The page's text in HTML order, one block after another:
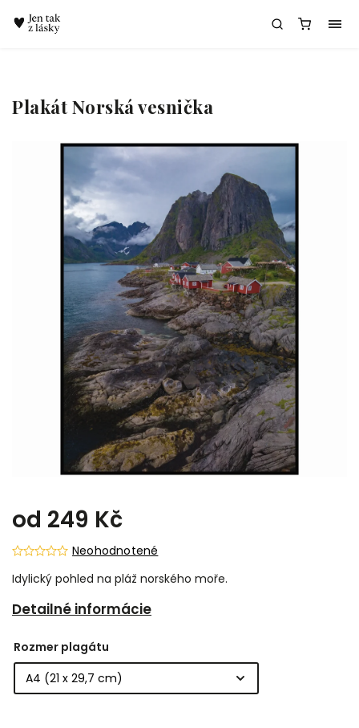
Plakát Norská vesnička
od 249 Kč
Neohodnotené
Idylický pohled na pláž norského moře.
Detailné informácie
Rozmer plagátu